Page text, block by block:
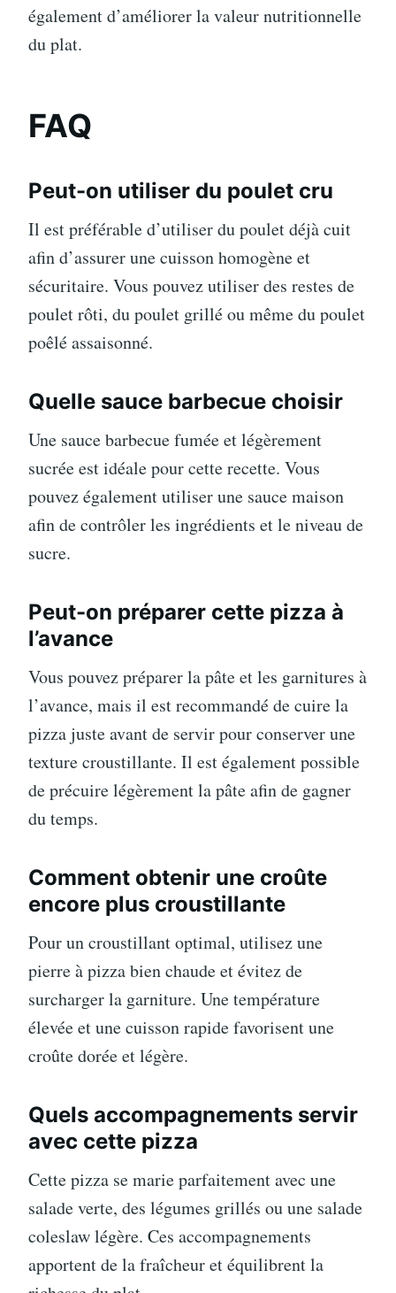
également d’améliorer la valeur nutritionnelle
du plat.
FAQ
Peut-on utiliser du poulet cru
Il est préférable d’utiliser du poulet déjà cuit
afin d’assurer une cuisson homogène et
sécuritaire. Vous pouvez utiliser des restes de
poulet rôti, du poulet grillé ou même du poulet
poêlé assaisonné.
Quelle sauce barbecue choisir
Une sauce barbecue fumée et légèrement
sucrée est idéale pour cette recette. Vous
pouvez également utiliser une sauce maison
afin de contrôler les ingrédients et le niveau de
sucre.
Peut-on préparer cette pizza à
l’avance
Vous pouvez préparer la pâte et les garnitures à
l’avance, mais il est recommandé de cuire la
pizza juste avant de servir pour conserver une
texture croustillante. Il est également possible
de précuire légèrement la pâte afin de gagner
du temps.
Comment obtenir une croûte
encore plus croustillante
Pour un croustillant optimal, utilisez une
pierre à pizza bien chaude et évitez de
surcharger la garniture. Une température
élevée et une cuisson rapide favorisent une
croûte dorée et légère.
Quels accompagnements servir
avec cette pizza
Cette pizza se marie parfaitement avec une
salade verte, des légumes grillés ou une salade
coleslaw légère. Ces accompagnements
apportent de la fraîcheur et équilibrent la